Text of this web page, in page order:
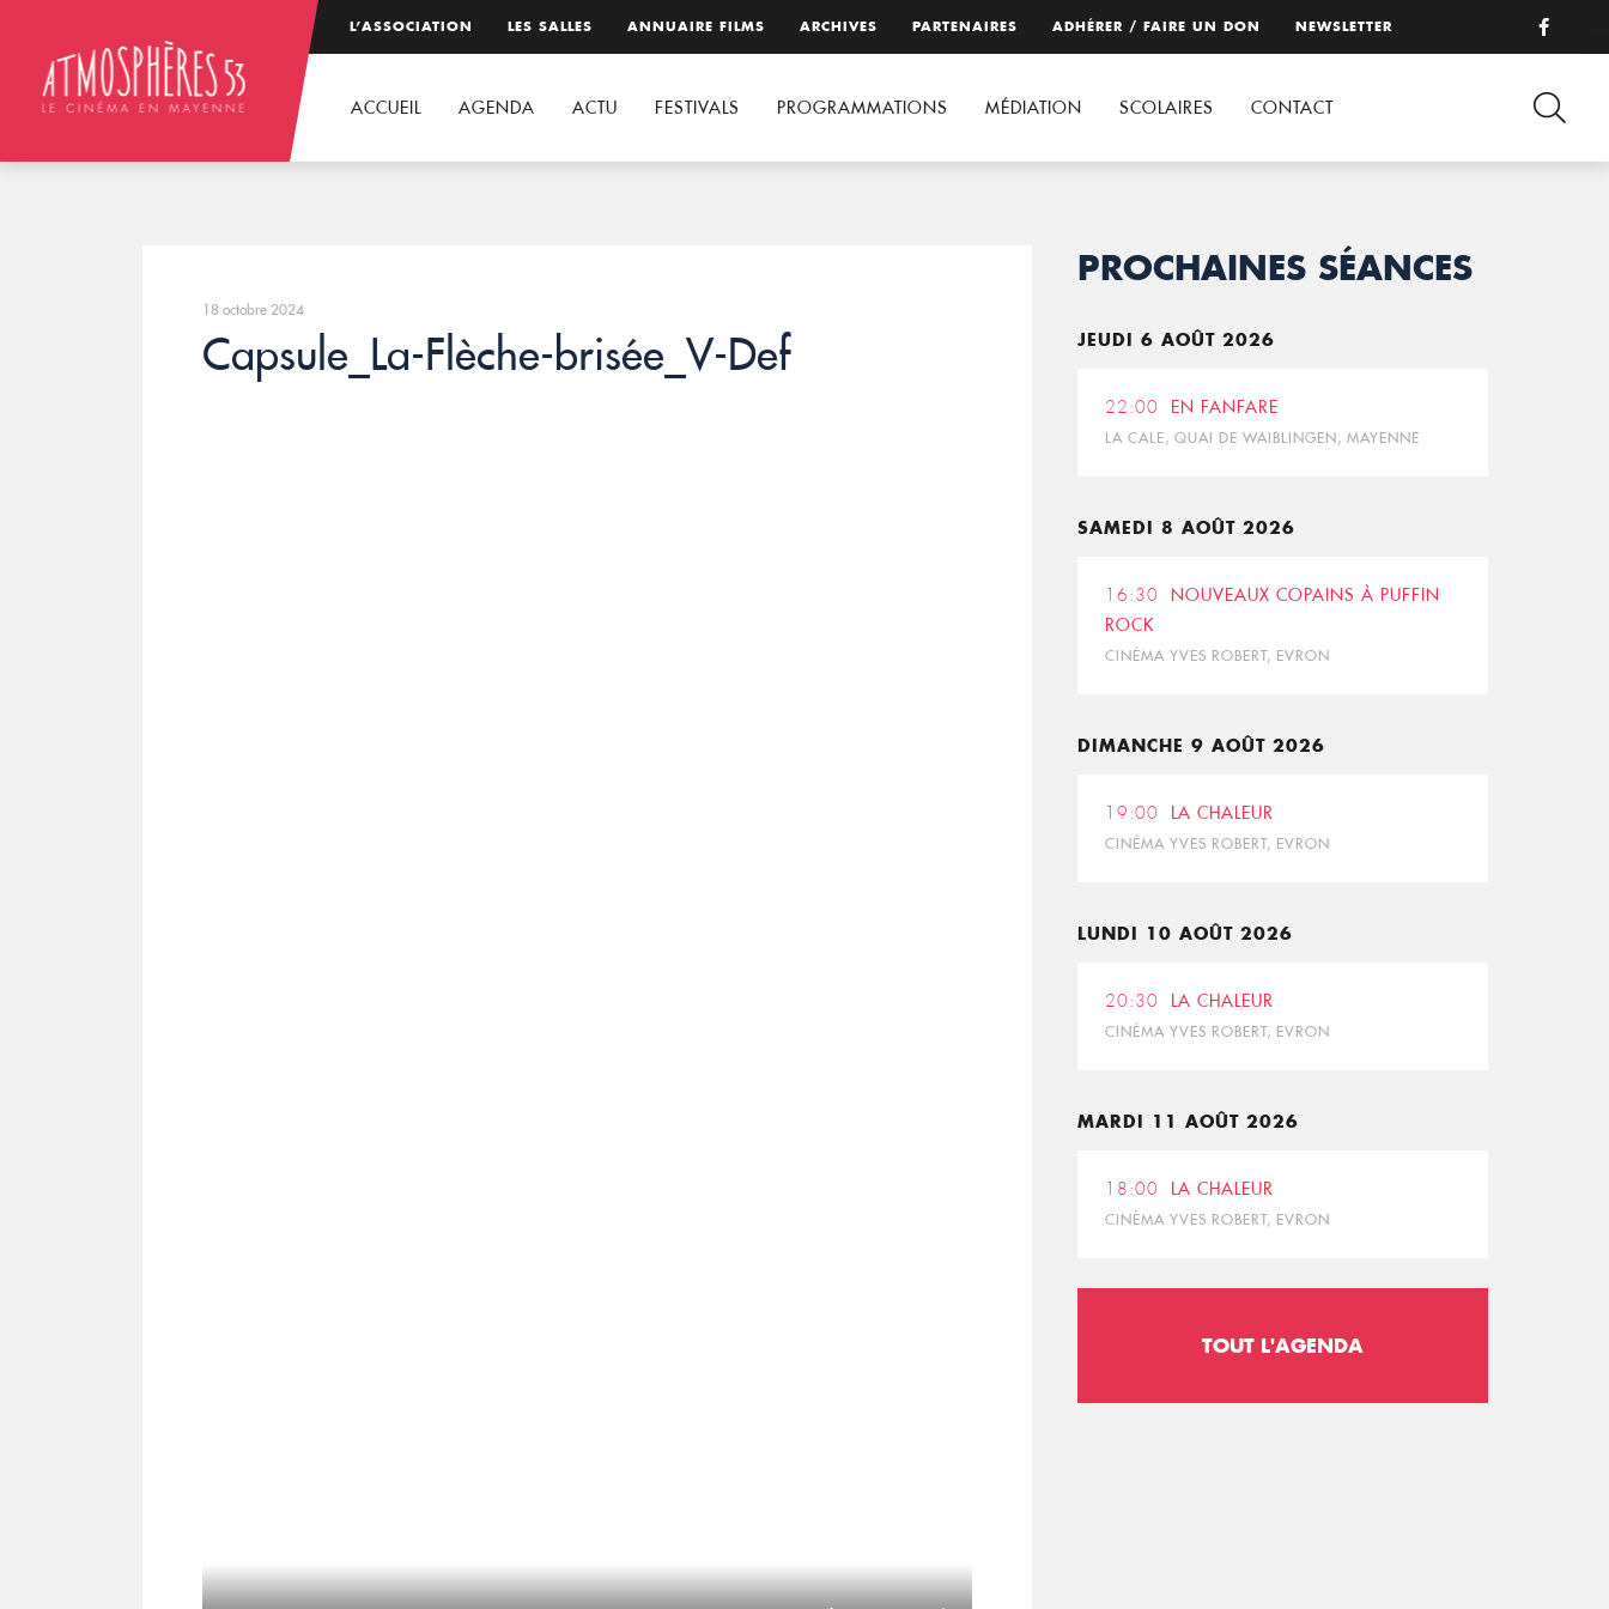
L’ASSOCIATION LES SALLES ANNUAIRE FILMS ARCHIVES PARTENAIRES ADHÉRER / FAIRE UN DON NEWSLETTER
ACCUEIL AGENDA ACTU FESTIVALS PROGRAMMATIONS MÉDIATION SCOLAIRES CONTACT
18 octobre 2024
Capsule_La-Flèche-brisée_V-Def
PROCHAINES SÉANCES
JEUDI 6 AOÛT 2026
22:00 EN FANFARE
LA CALE, QUAI DE WAIBLINGEN, MAYENNE
SAMEDI 8 AOÛT 2026
16:30
NOUVEAUX COPAINS À PUFFIN
ROCK
CINÉMA YVES ROBERT, EVRON
DIMANCHE 9 AOÛT 2026
19:00 LA CHALEUR
CINÉMA YVES ROBERT, EVRON
LUNDI 10 AOÛT 2026
20:30 LA CHALEUR
CINÉMA YVES ROBERT, EVRON
MARDI 11 AOÛT 2026
18:00 LA CHALEUR
CINÉMA YVES ROBERT, EVRON
TOUT L'AGENDA